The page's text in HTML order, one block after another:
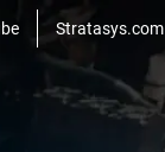
Stratasys.com